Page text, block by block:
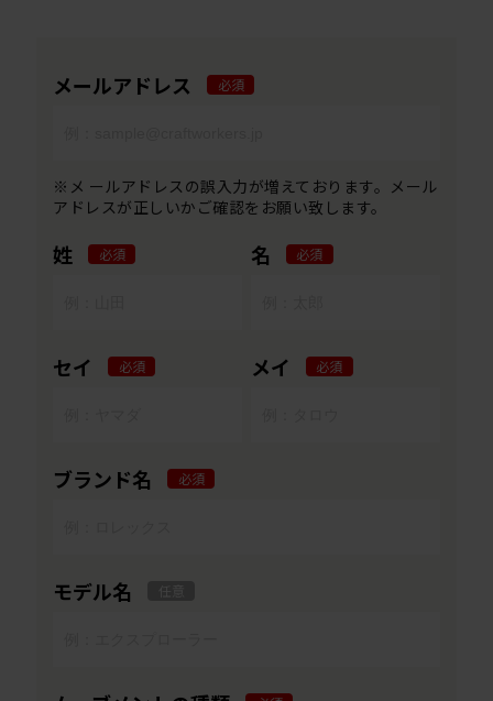
メールアドレス 必須
※メ ールアドレスの誤入力が増えております。メール
アドレスが正しいかご確認をお願い致します。
姓 必須 名 必須
セイ 必須 メイ 必須
ブランド名 必須
モデル名